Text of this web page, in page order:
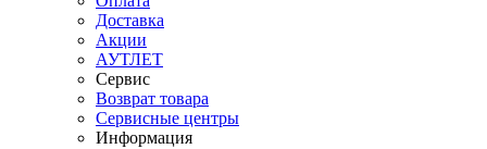
Доставка
Акции
АУТЛЕТ
Сервис
Возврат товара
Сервисные центры
Информация